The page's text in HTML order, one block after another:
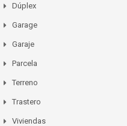
Dúplex
Garage
Garaje
Parcela
Terreno
Trastero
Viviendas